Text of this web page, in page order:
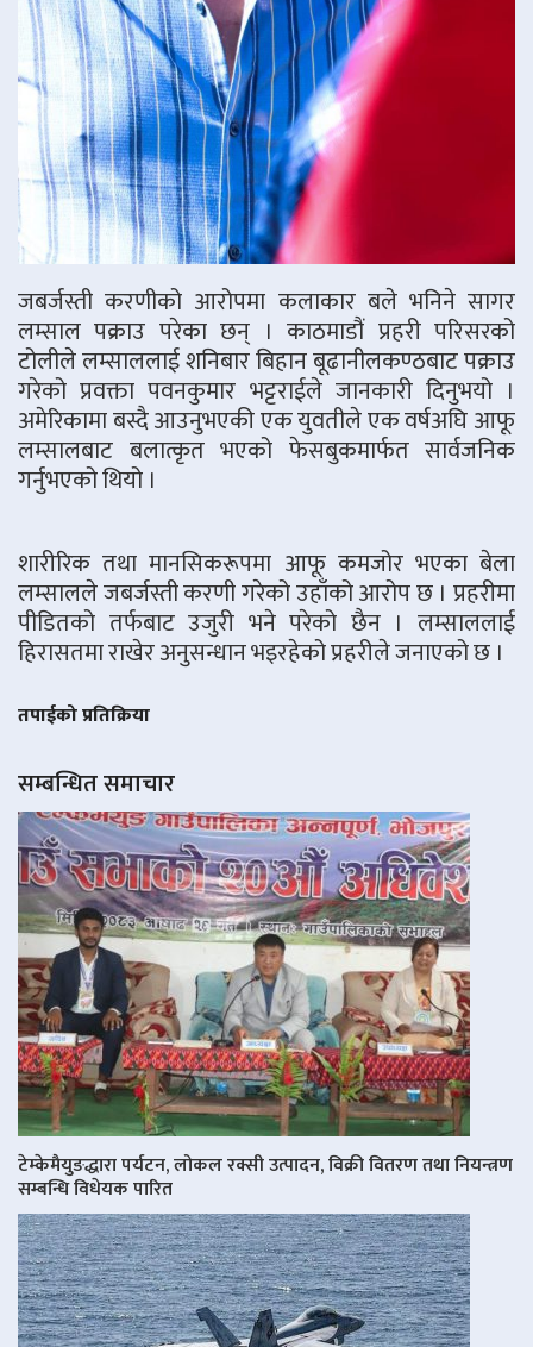
जबर्जस्ती करणीको आरोपमा कलाकार बले भनिने सागर
लम्साल पक्राउ परेका छन् । काठमाडौं प्रहरी परिसरको
टोलीले लम्साललाई शनिबार बिहान बूढानीलकण्ठबाट पक्राउ
गरेको प्रवक्ता पवनकुमार भट्टराईले जानकारी दिनुभयो ।
अमेरिकामा बस्दै आउनुभएकी एक युवतीले एक वर्षअघि आफू
लम्सालबाट बलात्कृत भएको फेसबुकमार्फत सार्वजनिक
गर्नुभएको थियो ।
शारीरिक तथा मानसिकरूपमा आफू कमजोर भएका बेला
लम्सालले जबर्जस्ती करणी गरेको उहाँको आरोप छ । प्रहरीमा
पीडितको तर्फबाट उजुरी भने परेको छैन । लम्साललाई
हिरासतमा राखेर अनुसन्धान भइरहेको प्रहरीले जनाएको छ ।
तपाईको प्रतिक्रिया
सम्बन्धित समाचार
टेम्केमैयुङद्धारा पर्यटन, लोकल रक्सी उत्पादन, विक्री वितरण तथा नियन्त्रण
सम्बन्धि विधेयक पारित